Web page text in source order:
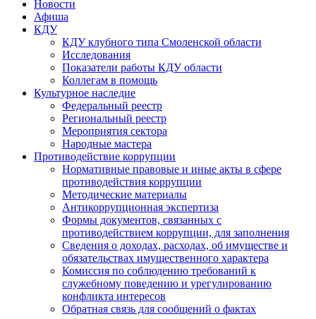
Новости
Афиша
КДУ
КДУ клубного типа Смоленской области
Исследования
Показатели работы КДУ области
Коллегам в помощь
Культурное наследие
Федеральный реестр
Региональный реестр
Мероприятия сектора
Народные мастера
Противодействие коррупции
Нормативные правовые и иные акты в сфере
противодействия коррупции
Методические материалы
Антикоррупционная экспертиза
Формы документов, связанных с
противодействием коррупции, для заполнения
Сведения о доходах, расходах, об имуществе и
обязательствах имущественного характера
Комиссия по соблюдению требований к
служебному поведению и урегулированию
конфликта интересов
Обратная связь для сообщений о фактах